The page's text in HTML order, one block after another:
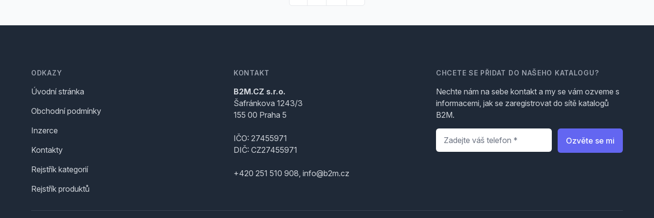
ODKAZY
Úvodní stránka
Obchodní podmínky
Inzerce
Kontakty
Rejstřík kategorií
Rejstřík produktů
KONTAKT
B2M.CZ s.r.o.
Šafránkova 1243/3
155 00 Praha 5
IČO: 27455971
DIČ: CZ27455971
+420 251 510 908, info@b2m.cz
CHCETE SE PŘIDAT DO NAŠEHO KATALOGU?
Nechte nám na sebe kontakt a my se vám ozveme s
informacemi, jak se zaregistrovat do sítě katalogů
B2M.
Telefon
Ozvěte se mi